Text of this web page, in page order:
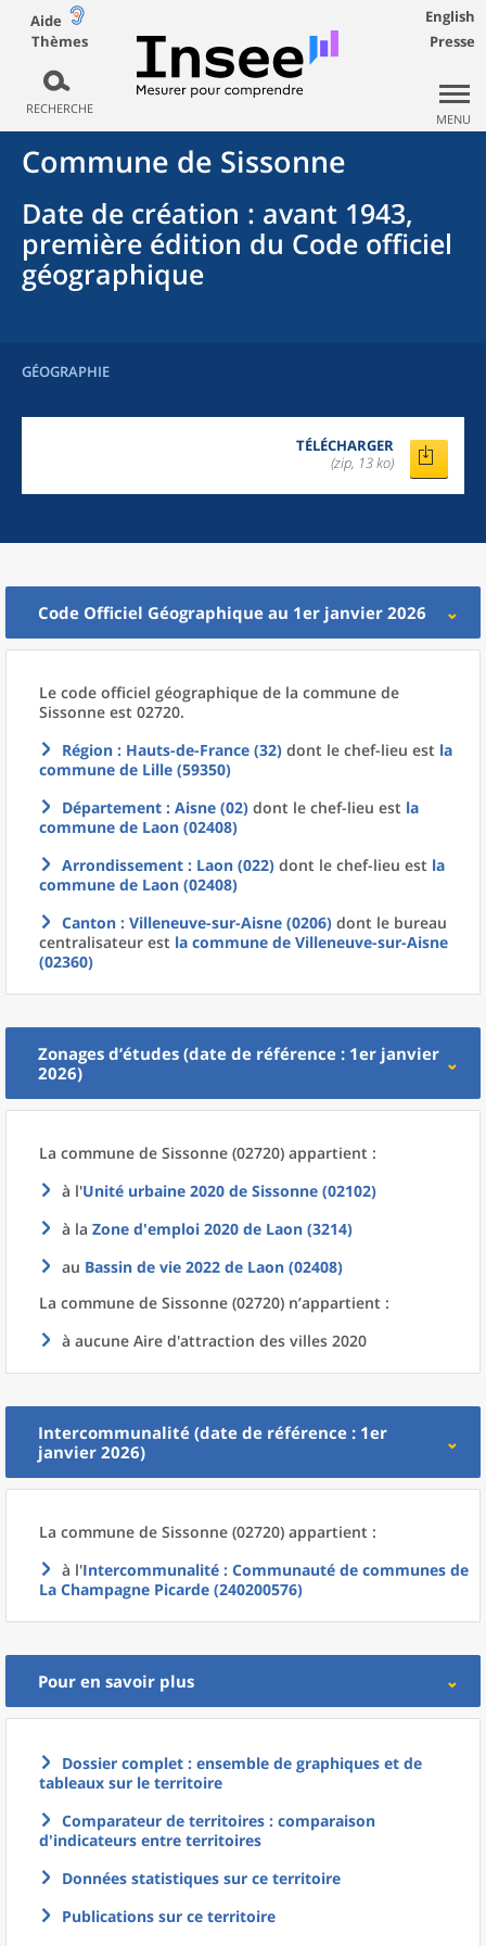
Aide
Thèmes
RECHERCHE
English
Presse
MENU
Commune de Sissonne
Date de création : avant 1943,
première édition du Code officiel
géographique
GÉOGRAPHIE
TÉLÉCHARGER
(zip, 13 ko)
Code Officiel Géographique au 1er janvier 2026
Le code officiel géographique de la commune de
Sissonne est 02720.
Région : Hauts-de-France (32) dont le chef-lieu est la
commune de Lille (59350)
Département : Aisne (02) dont le chef-lieu est la
commune de Laon (02408)
Arrondissement : Laon (022) dont le chef-lieu est la
commune de Laon (02408)
Canton : Villeneuve-sur-Aisne (0206) dont le bureau
centralisateur est la commune de Villeneuve-sur-Aisne
(02360)
Zonages d’études (date de référence : 1er janvier
2026)
La commune de Sissonne (02720) appartient :
à l'Unité urbaine 2020 de Sissonne (02102)
à la Zone d'emploi 2020 de Laon (3214)
au Bassin de vie 2022 de Laon (02408)
La commune de Sissonne (02720) n’appartient :
à aucune Aire d'attraction des villes 2020
Intercommunalité (date de référence : 1er
janvier 2026)
La commune de Sissonne (02720) appartient :
à l'Intercommunalité : Communauté de communes de
La Champagne Picarde (240200576)
Pour en savoir plus
Dossier complet : ensemble de graphiques et de
tableaux sur le territoire
Comparateur de territoires : comparaison
d'indicateurs entre territoires
Données statistiques sur ce territoire
Publications sur ce territoire